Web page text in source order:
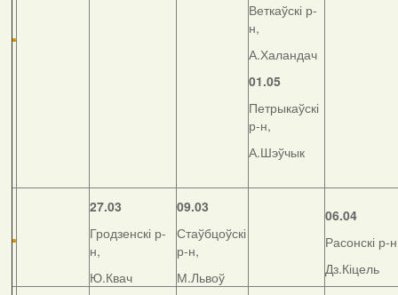
Веткаўскі р-
н,
А.Халандач
01.05
Петрыкаўскі
р-н,
А.Шэўчык
27.03
Гродзенскі р-
н,
Ю.Квач
09.03
Стаўбцоўскі
р-н,
М.Львоў
06.04
Расонскі р-
Дз.Кіцель